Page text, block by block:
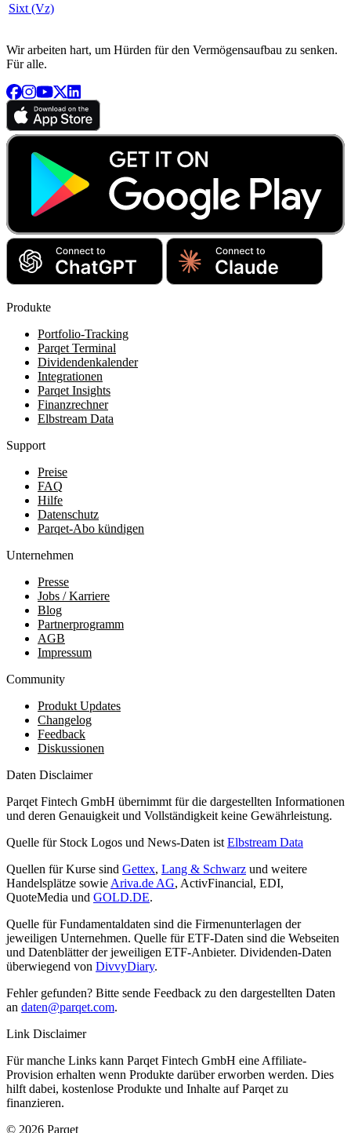
Sixt (Vz)
Wir arbeiten hart, um Hürden für den Vermögensaufbau zu senken.
Für alle.
Produkte
Portfolio-Tracking
Parqet Terminal
Dividendenkalender
Integrationen
Parqet Insights
Finanzrechner
Elbstream Data
Support
Preise
FAQ
Hilfe
Datenschutz
Parqet-Abo kündigen
Unternehmen
Presse
Jobs / Karriere
Blog
Partnerprogramm
AGB
Impressum
Community
Produkt Updates
Changelog
Feedback
Diskussionen
Daten Disclaimer
Parqet Fintech GmbH übernimmt für die dargestellten Informationen
und deren Genauigkeit und Vollständigkeit keine Gewährleistung.
Quelle für Stock Logos und News-Daten ist Elbstream Data
Quellen für Kurse sind Gettex, Lang & Schwarz und weitere
Handelsplätze sowie Ariva.de AG, ActivFinancial, EDI,
QuoteMedia und GOLD.DE.
Quelle für Fundamentaldaten sind die Firmenunterlagen der
jeweiligen Unternehmen. Quelle für ETF-Daten sind die Webseiten
und Datenblätter der jeweiligen ETF-Anbieter. Dividenden-Daten
überwiegend von DivvyDiary.
Fehler gefunden? Bitte sende Feedback zu den dargestellten Daten
an daten@parqet.com.
Link Disclaimer
Für manche Links kann Parqet Fintech GmbH eine Affiliate-
Provision erhalten wenn Produkte darüber erworben werden. Dies
hilft dabei, kostenlose Produkte und Inhalte auf Parqet zu
finanzieren.
© 2026 Parqet